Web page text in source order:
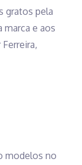
gratos pela
e aos
modelos no